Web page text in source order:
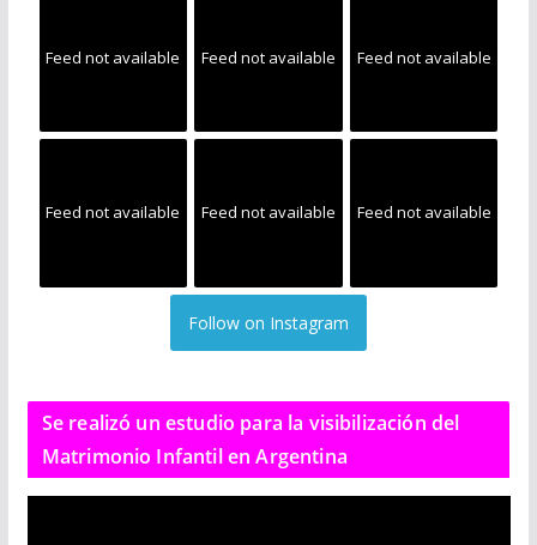
Feed not available Feed not available Feed not available
Feed not available Feed not available Feed not available
Follow on Instagram
Se realizó un estudio para la visibilización del
Matrimonio Infantil en Argentina